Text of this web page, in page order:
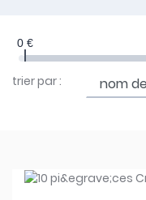
0 €
trier par :